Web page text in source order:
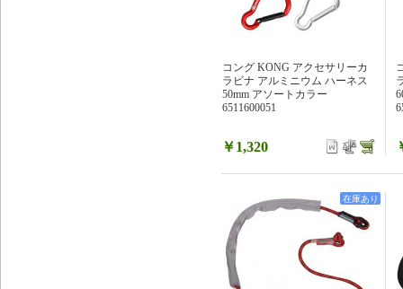
コング KONG アクセサリーカ
ラビナ アルミニウム ハーネス
50mm アソートカラー
6511600051
￥1,320
在庫あり